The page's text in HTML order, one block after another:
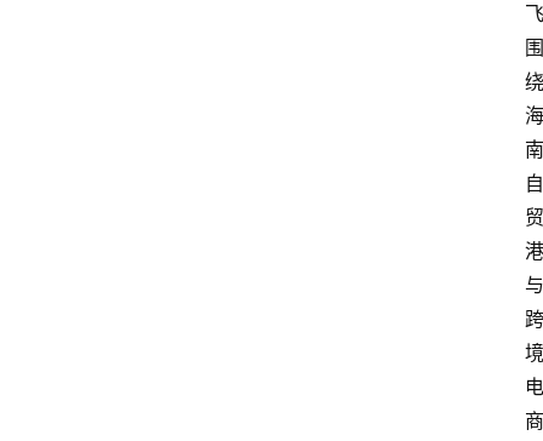
飞
围
绕
海
南
自
贸
港
与
跨
境
电
商